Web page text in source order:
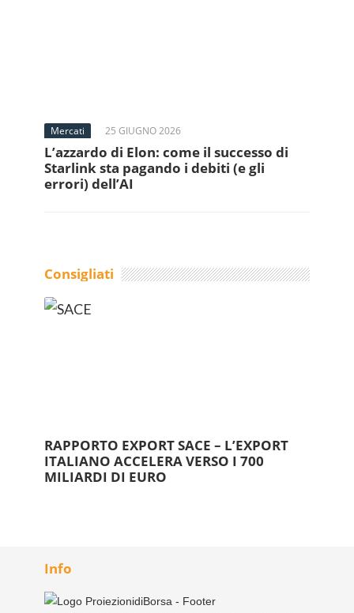
Mercati 25 GIUGNO 2026
L’azzardo di Elon: come il successo di
Starlink sta pagando i debiti (e gli
errori) dell’AI
Consigliati
RAPPORTO EXPORT SACE – L’EXPORT
ITALIANO ACCELERA VERSO I 700
MILIARDI DI EURO
Info